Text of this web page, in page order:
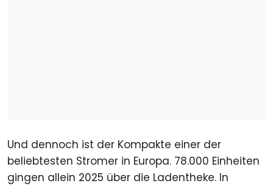
Und dennoch ist der Kompakte einer der
beliebtesten Stromer in Europa. 78.000 Einheiten
gingen allein 2025 über die Ladentheke. In